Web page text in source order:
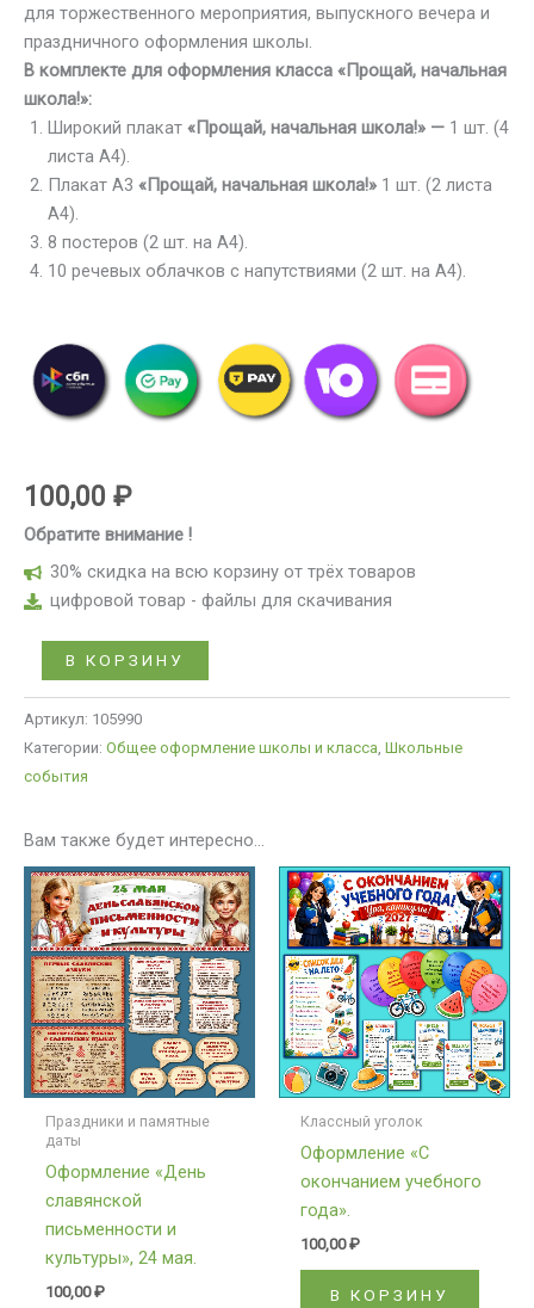
для торжественного мероприятия, выпускного вечера и
праздничного оформления школы.
В комплекте для оформления класса «Прощай, начальная
школа!»:
Широкий плакат «Прощай, начальная школа!» — 1 шт. (4
листа А4).
Плакат А3 «Прощай, начальная школа!» 1 шт. (2 листа
А4).
8 постеров (2 шт. на А4).
10 речевых облачков с напутствиями (2 шт. на А4).
100,00 ₽
Обратите внимание !
30% скидка на всю корзину от трёх товаров
цифровой товар - файлы для скачивания
В КОРЗИНУ
Артикул: 105990
Категории: Общее оформление школы и класса, Школьные
события
Вам также будет интересно…
Праздники и памятные
даты
Оформление «День
славянской
письменности и
культуры», 24 мая.
100,00₽
Классный уголок
Оформление «С
окончанием учебного
года».
100,00₽
В КОРЗИНУ